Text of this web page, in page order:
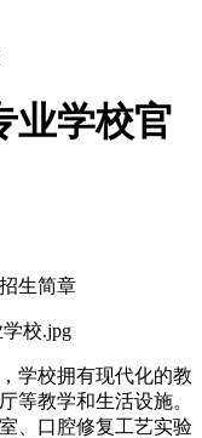
业学校官
生简章
学校拥有现代化的教
等教学和生活设施。
、口腔修复工艺实验